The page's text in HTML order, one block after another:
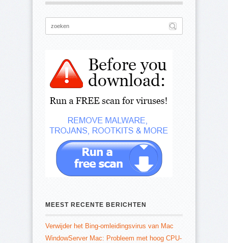
MEEST RECENTE BERICHTEN
Verwijder het Bing-omleidingsvirus van Mac
WindowServer Mac: Probleem met hoog CPU-